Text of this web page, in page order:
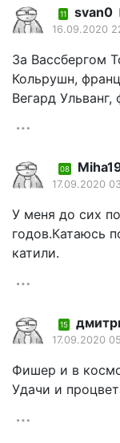
11 svan0
16.09.2020
За Вассбергом
Кольрушн,
Вегард Ульванг,
08
17.09.2020
У меня до сих
годов.Катаюсь
катили.
15
17.09.2020
Фишер и в
Удачи и